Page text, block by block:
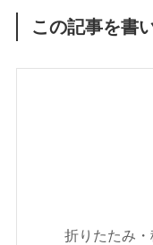
この記事を書
折りたたみ